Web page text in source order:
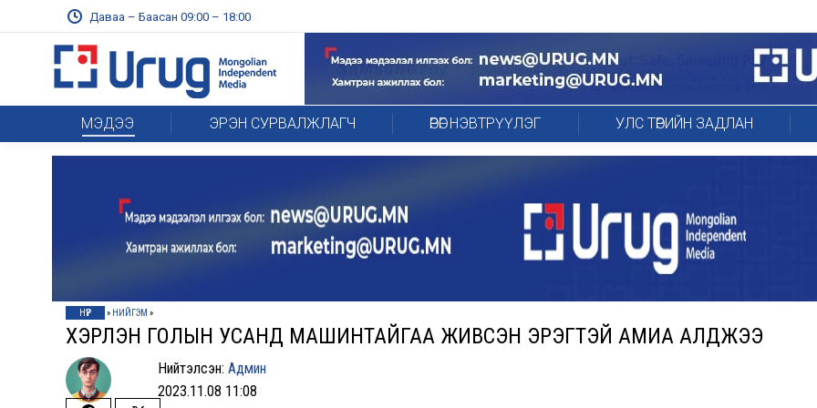
Даваа – Баасан 09:00 – 18:00
МЭДЭЭ ЭРЭН СУРВАЛЖЛАГЧ ӨРӨГ НЭВТРҮҮЛЭГ УЛС ТӨРИЙН ЗАДЛАН
НҮҮР » НИЙГЭМ »
ХЭРЛЭН ГОЛЫН УСАНД МАШИНТАЙГАА ЖИВСЭН ЭРЭГТЭЙ АМИА АЛДЖЭЭ
Нийтэлсэн:Админ
2023.11.08 11:08